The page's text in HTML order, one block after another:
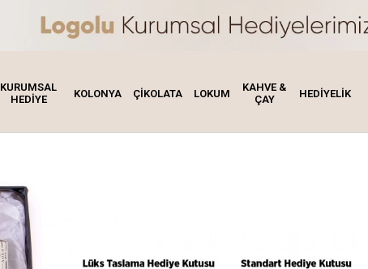
KURUMSAL
HEDİYE
KOLONYA ÇİKOLATA LOKUM
KAHVE &
ÇAY
HEDİYELİK